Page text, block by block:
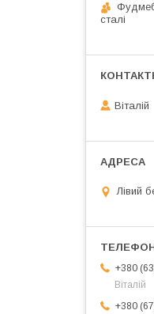
сталі
Віталій
Лівий
+380
Віталій
+380